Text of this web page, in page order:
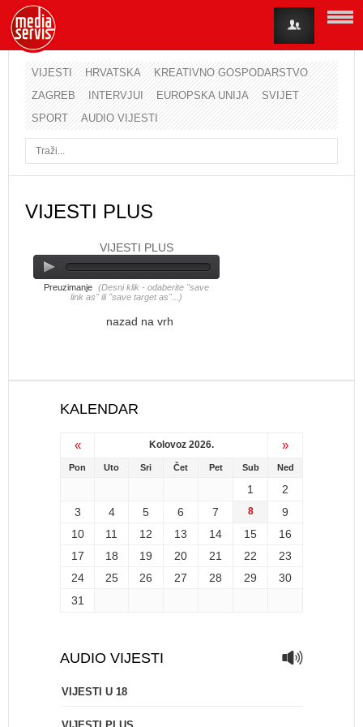
VIJESTI HRVATSKA
KREATIVNO GOSPODARSTVO
ZAGREB
INTERVJUI EUROPSKA UNIJA
SVIJET
SPORT
AUDIO VIJESTI
VIJESTI PLUS
VIJESTI PLUS
Preuzimanje (Desni klik - odaberite "save
link as" ili "save target as"...)
nazad na vrh
KALENDAR
« Kolovoz 2026. »
Pon Uto Sri Čet Pet Sub Ned
1
2
3
4 5 6 7 8
9
10
11 12 13 14 15
16
17
18 19 20 21 22
23
24
25 26 27 28 29
30
31
AUDIO VIJESTI
VIJESTI U 18
Korisničko ime
Lozinka
Zaboravili ste lozinku?